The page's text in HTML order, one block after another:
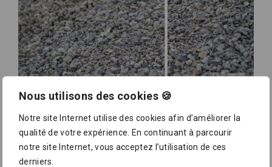
Nous utilisons des cookies 🍪
Notre site Internet utilise des cookies afin d’améliorer la
qualité de votre expérience. En continuant à parcourir
notre site Internet, vous acceptez l’utilisation de ces
derniers.
Télécharger